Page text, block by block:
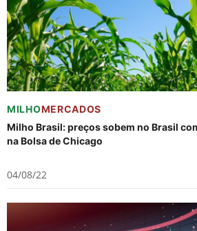
MILHOMERCADOS
Milho Brasil: preços sobem no Brasil
na Bolsa de Chicago
04/08/22